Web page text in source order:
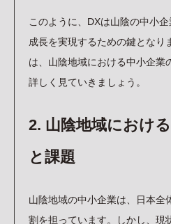
このように、DXは山陰の中小
成長を実現するための鍵となり
は、山陰地域における中小企業
詳しく見ていきましょう。
2. 山陰地域におけ
と課題
山陰地域の中小企業は、日本全
割を担っています。しかし、現